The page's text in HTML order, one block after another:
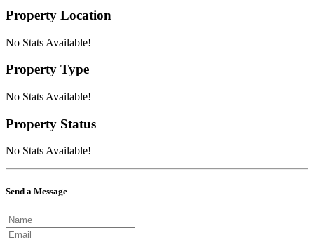
Property Location
No Stats Available!
Property Type
No Stats Available!
Property Status
No Stats Available!
Send a Message